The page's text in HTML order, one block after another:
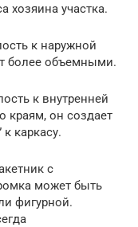
хозяина участка.
к наружной
более объемными.
к внутренней
краям, он создает
каркасу.
с
может быть
фигурной.